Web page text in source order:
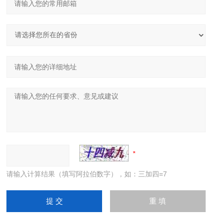
请输入计算结果（填写阿拉伯数字），如：三加四=7